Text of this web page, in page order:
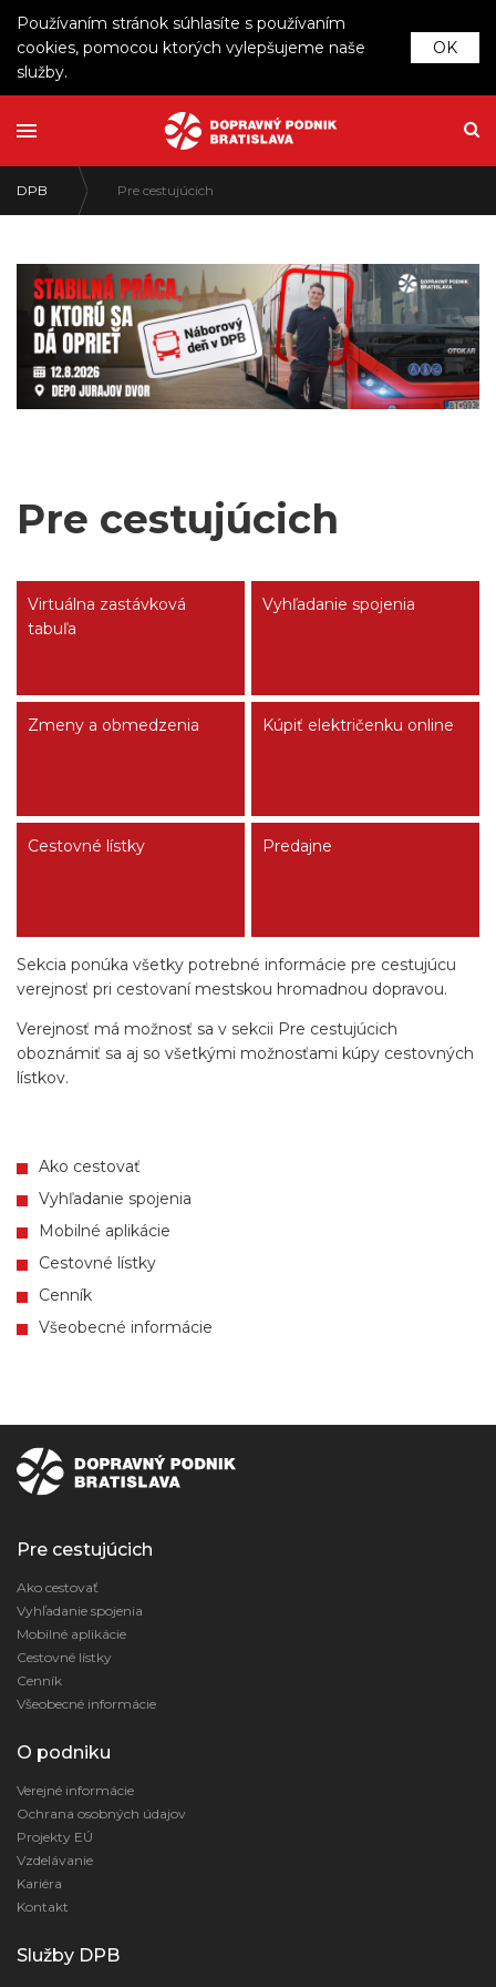
Používaním stránok súhlasíte s používaním
cookies, pomocou ktorých vylepšujeme naše
služby.
OK
DPB Pre cestujúcich
Pre cestujúcich
Virtuálna zastávková
tabuľa
Vyhľadanie spojenia
Zmeny a obmedzenia Kúpiť električenku online
Cestovné lístky Predajne
Sekcia ponúka všetky potrebné informácie pre cestujúcu
verejnosť pri cestovaní mestskou hromadnou dopravou.
Verejnosť má možnosť sa v sekcii Pre cestujúcich
oboznámiť sa aj so všetkými možnosťami kúpy cestovných
lístkov.
Ako cestovať
Vyhľadanie spojenia
Mobilné aplikácie
Cestovné lístky
Cenník
Všeobecné informácie
Pre cestujúcich
Ako cestovať
Vyhľadanie spojenia
Mobilné aplikácie
Cestovné lístky
Cenník
Všeobecné informácie
O podniku
Verejné informácie
Ochrana osobných údajov
Projekty EÚ
Vzdelávanie
Kariéra
Kontakt
Služby DPB